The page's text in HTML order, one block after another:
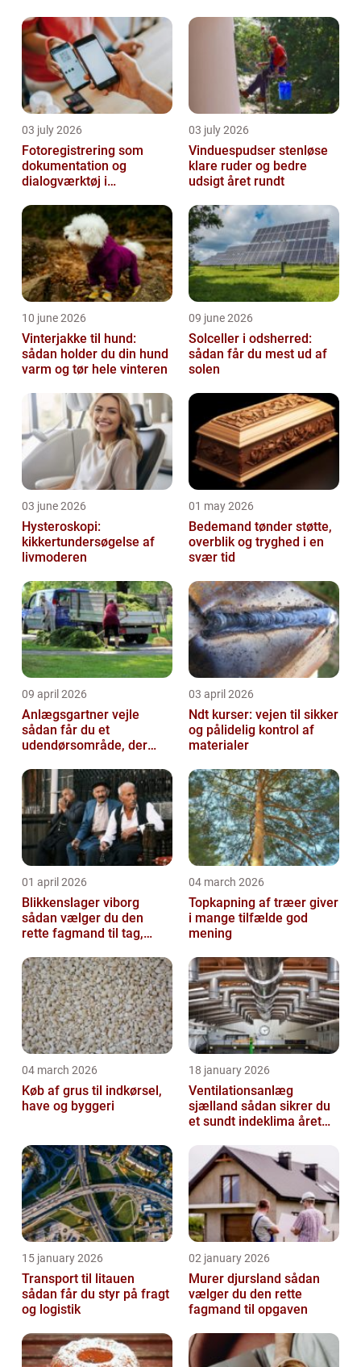
03 july 2026
Fotoregistrering som
dokumentation og
dialogværktøj i
03 july 2026
Vinduespudser stenløse
klare ruder og bedre
udsigt året rundt
10 june 2026
Vinterjakke til hund:
sådan holder du din hund
varm og tør hele vinteren
09 june 2026
Solceller i odsherred:
sådan får du mest ud af
solen
03 june 2026
Hysteroskopi:
kikkertundersøgelse af
livmoderen
01 may 2026
Bedemand tønder støtte,
overblik og tryghed i en
svær tid
09 april 2026
Anlægsgartner vejle
sådan får du et
udendørsområde, der
03 april 2026
Ndt kurser: vejen til sikker
og pålidelig kontrol af
materialer
01 april 2026
Blikkenslager viborg
sådan vælger du den
rette fagmand til tag,
04 march 2026
Topkapning af træer giver
i mange tilfælde god
mening
04 march 2026
Køb af grus til indkørsel,
have og byggeri
18 january 2026
Ventilationsanlæg
sjælland sådan sikrer du
et sundt indeklima året
15 january 2026
Transport til litauen
sådan får du styr på fragt
og logistik
02 january 2026
Murer djursland sådan
vælger du den rette
fagmand til opgaven